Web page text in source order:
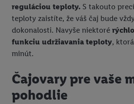
reguláciou teploty. S takouto
teploty zaistíte, že váš čaj bude
dokonalosti. Navyše niektoré
funkciu udržiavania teploty,
minút.
Čajovary pre vaše
pohodlie